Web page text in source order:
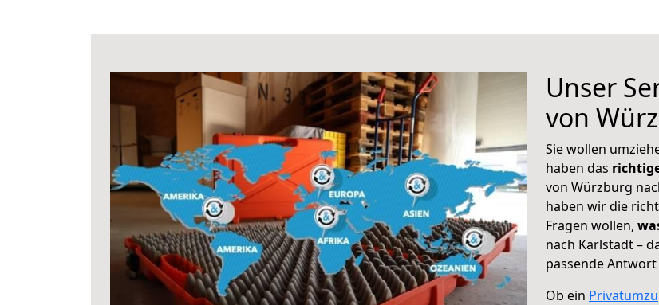
Unser
von
Sie wollen
haben das
von Würzburg
haben wir die
Fragen wollen,
nach Karlstadt –
passende
Ob ein